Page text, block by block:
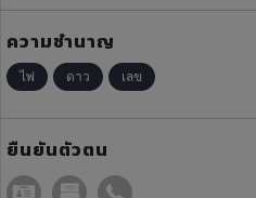
ความชำนาญ
ไพ่ ดาว เลข
ยืนยันตัวตน